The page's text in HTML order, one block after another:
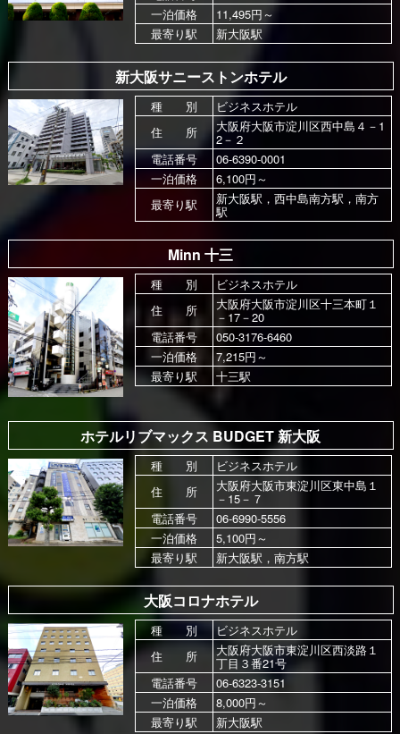
一泊価格
11,495円～
最寄り駅
新大阪駅
新大阪サニーストンホテル
種 別
ビジネスホテル
住 所
大阪府大阪市淀川区西中島４－1
2－２
電話番号
06-6390-0001
一泊価格
6,100円～
最寄り駅
新大阪駅，西中島南方駅，南方
駅
Minn 十三
種 別
ビジネスホテル
住 所
大阪府大阪市淀川区十三本町１
－17－20
電話番号
050-3176-6460
一泊価格
7,215円～
最寄り駅
十三駅
ホテルリブマックス BUDGET 新大阪
種 別
ビジネスホテル
住 所
大阪府大阪市東淀川区東中島１
－15－７
電話番号
06-6990-5556
一泊価格
5,100円～
最寄り駅
新大阪駅，南方駅
大阪コロナホテル
種 別
ビジネスホテル
住 所
大阪府大阪市東淀川区西淡路１
丁目３番21号
電話番号
06-6323-3151
一泊価格
8,000円～
最寄り駅
新大阪駅